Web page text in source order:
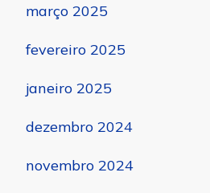
março 2025
fevereiro 2025
janeiro 2025
dezembro 2024
novembro 2024